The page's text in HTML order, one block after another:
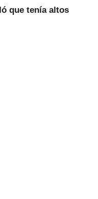
que tenía altos